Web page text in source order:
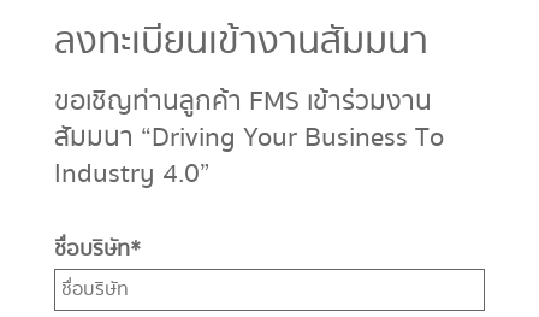
ลงทะเบียนเข้างานสัมมนา
ขอเชิญท่านลูกค้า FMS เข้าร่วมงาน
สัมมนา “Driving Your Business To
Industry 4.0”
ชื่อบริษัท*